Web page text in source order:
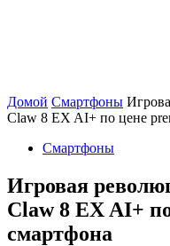
Домой Смартфоны
Claw 8 EX AI+ по цене
Смартфоны
Игровая
Claw 8 EX AI+
смартфона